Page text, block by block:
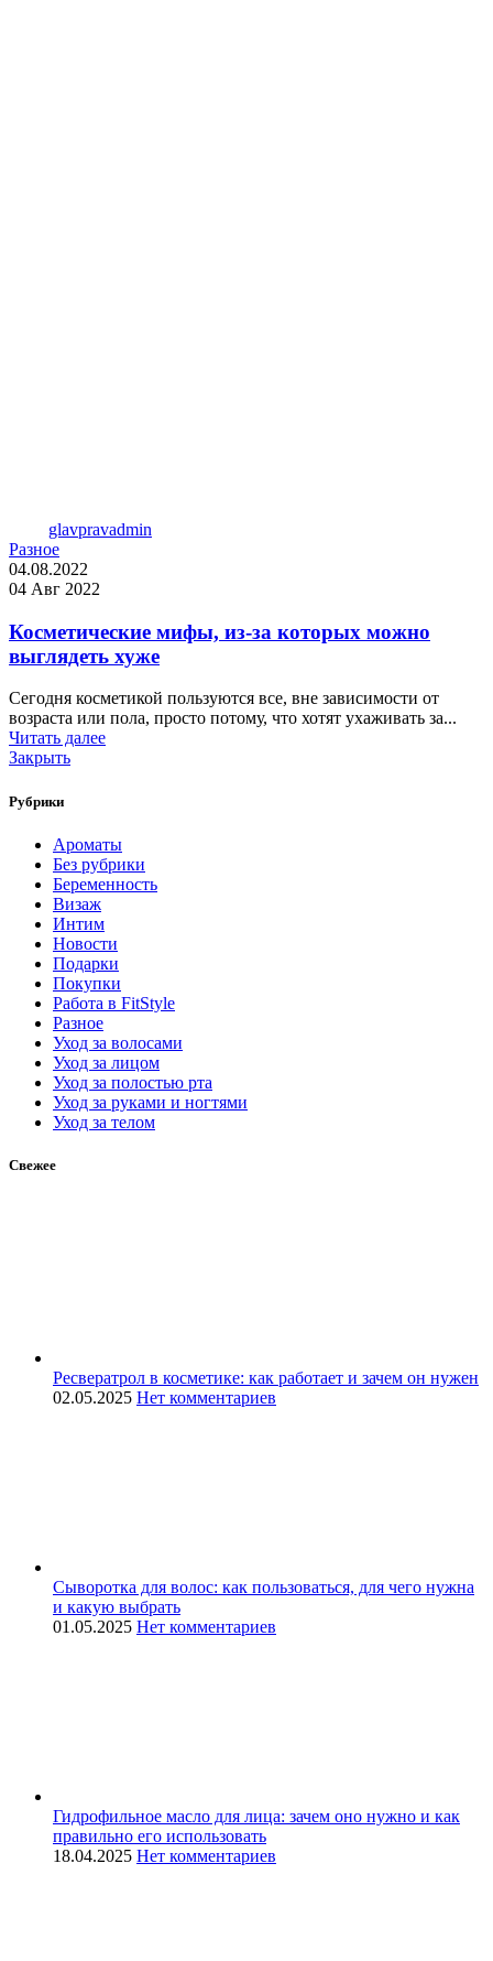
glavpravadmin
Разное
04.08.2022
04 Авг 2022
Косметические мифы, из-за которых можно
выглядеть хуже
Сегодня косметикой пользуются все, вне зависимости от
возраста или пола, просто потому, что хотят ухаживать за...
Читать далее
Закрыть
Рубрики
Ароматы
Без рубрики
Беременность
Визаж
Интим
Новости
Подарки
Покупки
Работа в FitStyle
Разное
Уход за волосами
Уход за лицом
Уход за полостью рта
Уход за руками и ногтями
Уход за телом
Свежее
Ресвератрол в косметике: как работает и зачем он нужен
02.05.2025 Нет комментариев
Сыворотка для волос: как пользоваться, для чего нужна
и какую выбрать
01.05.2025 Нет комментариев
Гидрофильное масло для лица: зачем оно нужно и как
правильно его использовать
18.04.2025 Нет комментариев